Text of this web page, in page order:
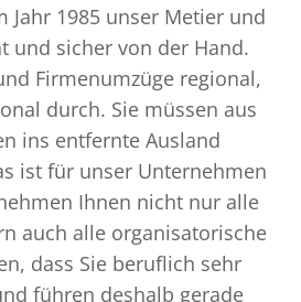
Jahr 1985 unser Metier und
und sicher von der Hand.
Firmenumzüge regional,
durch. Sie müssen aus
ins entfernte Ausland
ist für unser Unternehmen
Ihnen nicht nur alle
auch alle organisatorische
dass Sie beruflich sehr
führen deshalb gerade